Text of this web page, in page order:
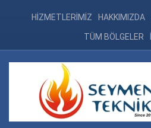
HİZMETLERİMİZ HAKKIMIZDA
TÜM BÖLGELER